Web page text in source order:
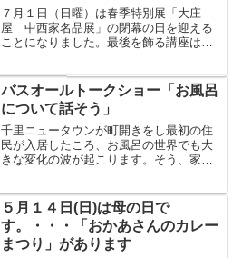
査」
７月１日（日曜）は春季特別展「大庄
屋 中西家名品展」の閉幕の日を迎える
ことになりました。最後を飾る講座は、
歴史講座「報告：中西家美術資料調査」
日時：７月１日（日曜）午後...
バスオールトークショー「お風呂
について話そう」
千里ニュータウンが町開きをし最初の住
民が入居したころ、お風呂の世界でも大
きな変化の波が起こります。そう、家風
は、すぐにバスオールをゲット、日本初
の住宅用ユニットバスを使...
５月１４日(日)は母の日で
す。・・・「おかあさんのカレー
まつり」があります